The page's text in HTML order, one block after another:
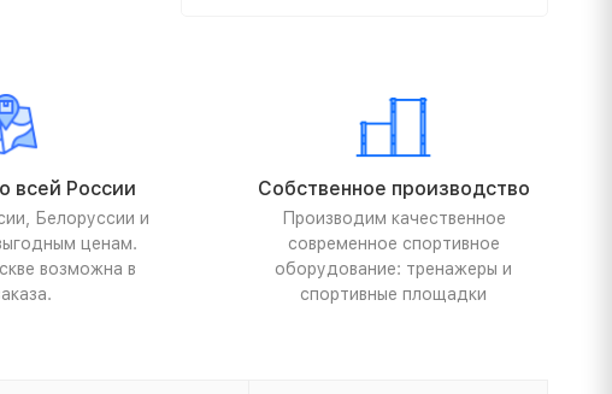
всей России
Белоруссии и
ценам.
возможна в
Собственное производство
Производим качественное
современное спортивное
оборудование: тренажеры и
спортивные площадки